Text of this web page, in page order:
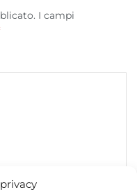
I campi